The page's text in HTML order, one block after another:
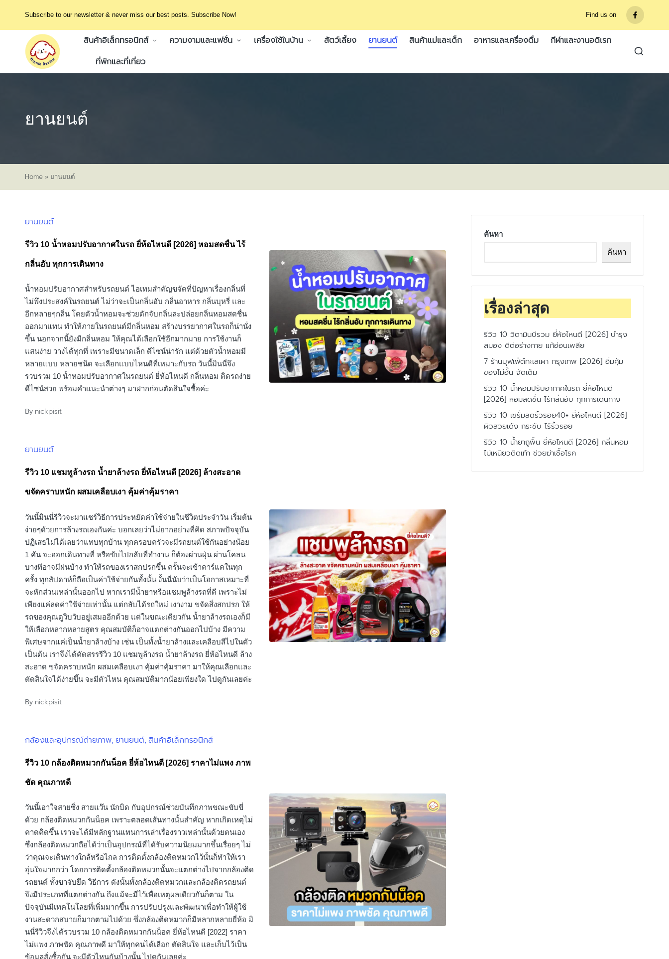
Subscribe to our newsletter & never miss our best posts. Subscribe Now! Find us on
รายการ
เมนู
สินค้าอิเล็กทรอนิกส์ ความงามและแฟชั่น เครื่องใช้ในบ้าน สัตว์เลี้ยง ยานยนต์ สินค้าแม่และเด็ก อาหารและเครื่องดื่ม
กีฬาและงานอดิเรก
ที่พักและที่เที่ยว
ยานยนต์
Home » ยานยนต์
Posted
ยานยนต์
รีวิว 10 น้ำหอมปรับอากาศในรถ ยี่ห้อไหนดี [2026] หอมสดชื่น ไร้
กลิ่นอับ ทุกการเดินทาง
น้ำหอมปรับอากาศสำหรับรถยนต์ ไอเทมสำคัญขจัดที่ปัญหาเรื่องกลิ่นที่
ไม่พึงประสงค์ในรถยนต์ ไม่ว่าจะเป็นกลิ่นอับ กลิ่นอาหาร กลิ่นบุหรี่ และ
อีกหลายๆกลิ่น โดยตัวน้ำหอมจะช่วยดักจับกลิ่นละปล่อยกลิ่นหอมสดชื่น
ออกมาแทน ทำให้ภายในรถยนต์มีกลิ่นหอม สร้างบรรยากาศในรถก็น่านั่ง
ขึ้น นอกจากนี้ยังมีกลิ่นหอม ให้คุณได้เลือกใช้อีกมากมาย การใช้งานก็
แสนง่าย วางได้ทุกที่ เพราะมีขนาดเล็ก ดีไซน์น่ารัก แต่ด้วยตัวน้ำหอมมี
หลายแบบ หลายชนิด จะเลือกแบบไหนดีที่เหมาะกับรถ วันนี้มินนี่จึง
รวบรวม 10 น้ำหอมปรับอากาศในรถยนต์ ยี่ห้อไหนดี กลิ่นหอม ติดรถง่าย
ดีไซน์สวย พร้อมคำแนะนำต่างๆ มาฝากก่อนตัดสินใจซื้อค่ะ
Posted
By nickpisit
Posted
ยานยนต์
รีวิว 10 แชมพูล้างรถ น้ำยาล้างรถ ยี่ห้อไหนดี [2026] ล้างสะอาด
ขจัดคราบหนัก ผสมเคลือบเงา คุ้มค่าคุ้มราคา
วันนี้มินนี่รีวิวจะมาแชร์วิธีการประหยัดค่าใช้จ่ายในชีวิตประจำวัน เริ่มต้น
ง่ายๆด้วยการล้างรถเองกันค่ะ บอกเลยว่าไม่ยากอย่างที่คิด สภาพปัจจุบัน
ปฏิเสธไม่ได้เลยว่าแทบทุกบ้าน ทุกครอบครัวจะมีรถยนต์ใช้กันอย่างน้อย
1 คัน จะออกเดินทางที่ หรือขับไปกลับที่ทำงาน ก็ต้องผ่านฝุ่น ผ่านโคลน
บางทีอาจมีฝนบ้าง ทำให้รถของเราสกปรกขึ้น ครั้นจะเข้าคาร์แคในทุก
ครั้ง ทุกสัปดาห์ก็ถือเป็นค่าใช้จ่ายกันทั้งนั้น งั้นนี่นับว่าเป็นโอกาสเหมาะที่
จะหักส่วนเหล่านั้นออกไป หากเรามีน้ำยาหรือแชมพูล้างรถที่ดี เพราะไม่
เพียงแค่ลดค่าใช้จ่ายเท่านั้น แต่กลับได้รถใหม่ เงางาม ขจัดสิ่งสกปรก ให้
รถของคุณดูวิบวับอยู่เสมออีกด้วย แต่ในขณะเดียวกัน น้ำยาล้างรถเองก็มี
ให้เลือกหลากหลายสูตร คุณสมบัติก็อาจแตกต่างกันออกไปบ้าง มีความ
พิเศษจากแค่เป็นน้ำยาล้างบ้าง เช่น เป็นทั้งน้ำยาล้างและเคลือบสีไปในตัว
เป็นต้น เราจึงได้คัดสรรรีวิว 10 แชมพูล้างรถ น้ำยาล้างรถ ยี่ห้อไหนดี ล้าง
สะอาด ขจัดคราบหนัก ผสมเคลือบเงา คุ้มค่าคุ้มราคา มาให้คุณเลือกและ
ตัดสินใจได้ง่ายขึ้น จะมีตัวไหน คุณสมบัติมากน้อยเพียงใด ไปดูกันเลยค่ะ
Posted
By nickpisit
Posted
กล้องและอุปกรณ์ถ่ายภาพ ยานยนต์ สินค้าอิเล็กทรอนิกส์
รีวิว 10 กล้องติดหมวกกันน็อค ยี่ห้อไหนดี [2026] ราคาไม่แพง ภาพ
ชัด คุณภาพดี
วันนี้เอาใจสายซิ่ง สายแว๊น นักบิด กับอุปกรณ์ช่วยบันทึกภาพขณะขับขี่
ด้วย กล้องติดหมวกกันน็อค เพราะตลอดเส้นทางนั้นสำคัญ หากเกิดเหตุไม่
คาดคิดขึ้น เราจะได้มีหลักฐานแทนการเล่าเรื่องราวเหล่านั้นด้วยตนเอง
ซึ่งกล้องติดหมวกถือได้ว่าเป็นอุปกรณ์ที่ได้รับความนิยมมากขึ้นเรื่อยๆ ไม่
ว่าคุณจะเดินทางใกล้หรือไกล การติดตั้งกล้องติดหมวกไว้นั้นก็ทำให้เรา
อุ่นใจมากกว่า โดยการติดตั้งกล้องติดหมวกนั้นจะแตกต่างไปจากกล้องติด
รถยนต์ ทั้งขาจับยึด วิธีการ ดังนั้นทั้งกล้องติดหมวกและกล้องติดรถยนต์
จึงมีประเภทที่แตกต่างกัน ถึงแม้จะมีไว้เพื่อเหตุผลเดียวกันก็ตาม ใน
ปัจจุบันมีเทคโนโลยที่เพิ่มมากขึ้น การปรับปรุงและพัฒนาเพื่อทำให้ผู้ใช้
งานสะดวกสบายก็มากตามไปด้วย ซึ่งกล้องติดหมวกก็มีหลากหลายยี่ห้อ มิ
นนี่รีวิวจึงได้รวบรวม 10 กล้องติดหมวกกันน็อค ยี่ห้อไหนดี [2022] ราคา
ไม่แพง ภาพชัด คุณภาพดี มาให้ทุกคนได้เลือก ตัดสินใจ และเก็บไว้เป็น
ข้อมูลสั่งซื้อกัน จะมีตัวไหนกันบ้างนั้น ไปดูกันเลยค่ะ
ค้นหา
ค้นหา
เรื่องล่าสุด
รีวิว 10 วิตามินบีรวม ยี่ห้อไหนดี [2026] บำรุง
สมอง ดีต่อร่างกาย แก้อ่อนเพลีย
7 ร้านบุฟเฟ่ต์ทะเลเผา กรุงเทพ [2026] อิ่มคุ้ม
ของไม่อั้น จัดเต็ม
รีวิว 10 น้ำหอมปรับอากาศในรถ ยี่ห้อไหนดี
[2026] หอมสดชื่น ไร้กลิ่นอับ ทุกการเดินทาง
รีวิว 10 เซรั่มลดริ้วรอย40+ ยี่ห้อไหนดี [2026]
ผิวสวยเด้ง กระชับ ไร้ริ้วรอย
รีวิว 10 น้ำยาถูพื้น ยี่ห้อไหนดี [2026] กลิ่นหอม
ไม่เหนียวติดเท้า ช่วยฆ่าเชื้อโรค